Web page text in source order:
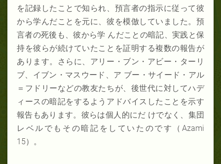
を記録したことで知られ、預言者の指示に従って彼
から学んだことを元に、彼を模倣していました。預
言者の死後も、彼から学 んだことの暗記、実践と保
持を彼らが続けていたことを証明する複数の報告が
あります。さらに、アリー・ブン・アビー・ターリ
ブ、イブン・マスウード、ア ブー・サイード・アル
＝フドリーなどの教友たちが、後世代に対してハデ
ィースの暗記をするようアドバイスしたことを示す
報告もあります。彼らは個人的にだ けでなく、集団
レベルでもその暗記をしていたのです（Azami
15）。